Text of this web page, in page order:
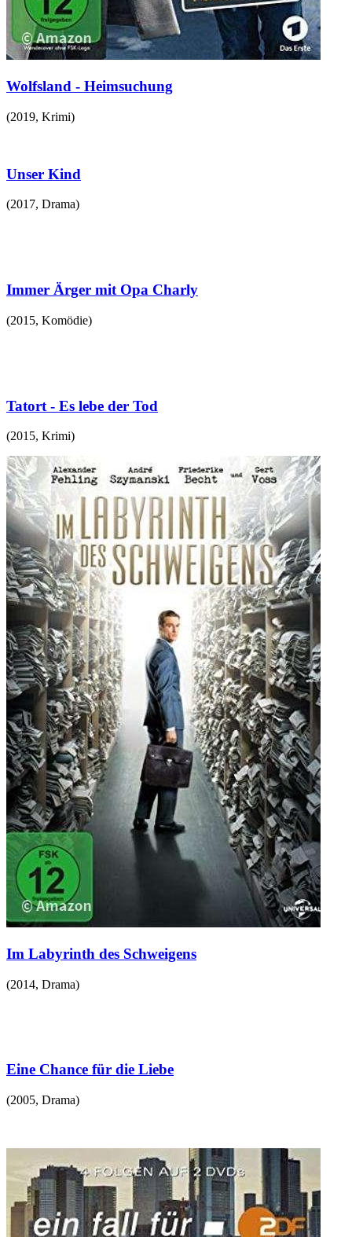
Wolfsland - Heimsuchung
(2019, Krimi)
Unser Kind
(2017, Drama)
Immer Ärger mit Opa Charly
(2015, Komödie)
Tatort - Es lebe der Tod
(2015, Krimi)
Im Labyrinth des Schweigens
(2014, Drama)
Eine Chance für die Liebe
(2005, Drama)